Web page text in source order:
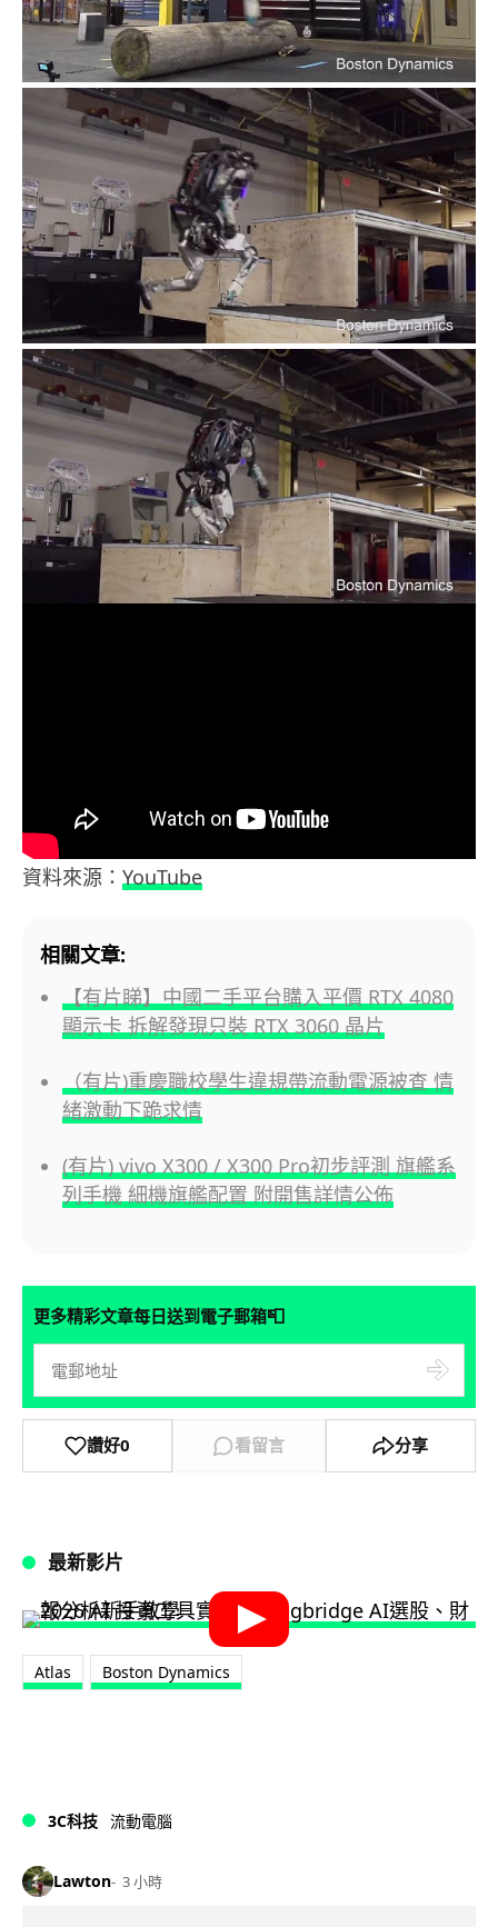
資料來源： YouTube
相關文章:
【有片睇】中國二手平台購入平價 RTX 4080
顯示卡 拆解發現只裝 RTX 3060 晶片
（有片)重慶職校學生違規帶流動電源被查 情
緒激動下跪求情
(有片) vivo X300 / X300 Pro初步評測 旗艦系
列手機 細機旗艦配置 附開售詳情公佈
更多精彩文章每日送到電子郵箱📮
讚好0 看留言 分享
最新影片
Atlas Boston Dynamics
3C科技 流動電腦
Lawton 3 小時